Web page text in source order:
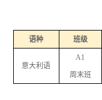
语种 班级
意大利语
A1
周末班